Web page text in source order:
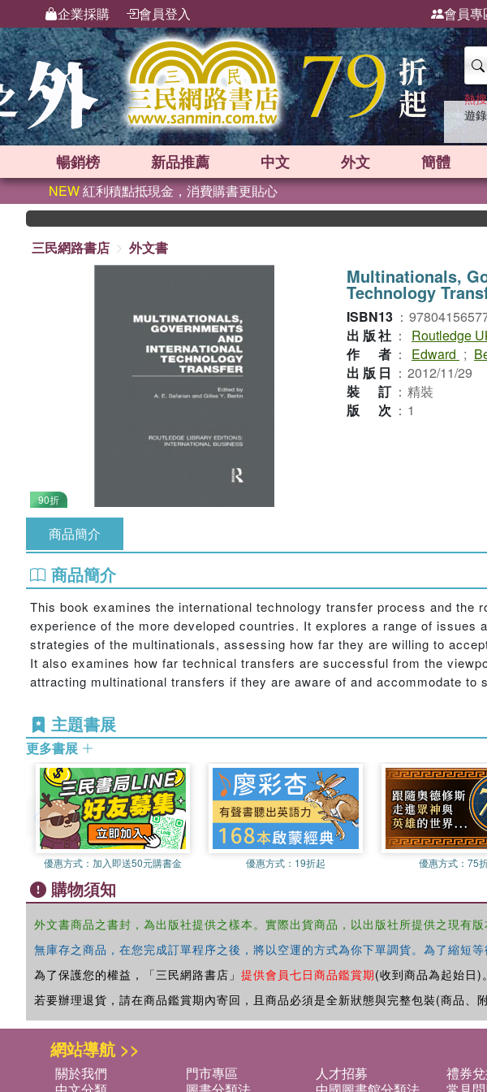
企業採購 會員登入 會員專
熱
遊錄
暢銷榜 新品推薦 中文 外文 簡體
NEW紅利積點抵現金，消費購書更貼心
三民網路書店
外文書
90折
Multinationals,
Technology
ISBN13 ：
出版社 ：
Routledge
作者 ： Edward ;
出版日 ： 2012/11/29
裝訂 ： 精裝
版次 ： 1
商品簡介
商品簡介
This book examines the international technology transfer process and
experience of the more developed countries. It explores a range of
strategies of the multinationals, assessing how far they are willing to
It also examines how far technical transfers are successful from the
attracting multinational transfers if they are aware of and accommodate to
主題書展
更多書展
優惠方式： 加入即送50元購書金 優惠方式： 19折起 優惠方式：75
購物須知
外文書商品之書封，為出版社提供之樣本。實際出貨商品，以出版社所提供之現有
無庫存之商品，在您完成訂單程序之後，將以空運的方式為你下單調貨。為了縮短
為了保護您的權益，「三民網路書店」 提供會員七日商品鑑賞期(收到商品為起始日)。
若要辦理退貨，請在商品鑑賞期內寄回，且商品必須是全新狀態與完整包裝(商品、
網站導航 >>
關於我們 門市專區 人才招募 禮券